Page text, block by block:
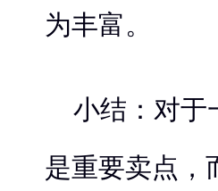
为丰富。
小结：对于
是重要卖点，